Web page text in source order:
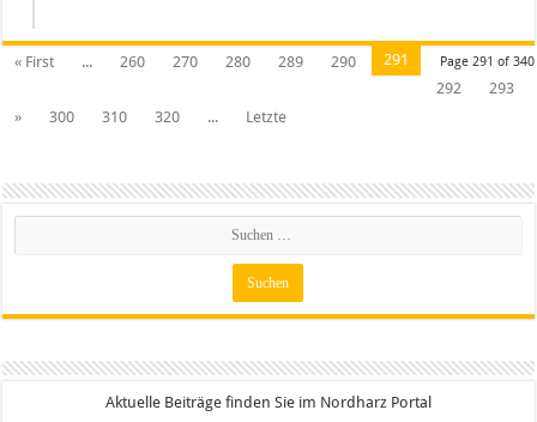
Page 291 of 340
« First ... 260 270 280 289 290
291
292
293
»
300 310 320 ... Letzte
Aktuelle Beiträge finden Sie im Nordharz Portal